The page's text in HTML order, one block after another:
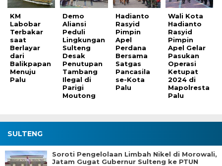
KM
Labobar
Terbakar
saat
Berlayar
dari
Balikpapan
Menuju
Palu
Demo
Aliansi
Peduli
Lingkungan
Sulteng
Desak
Penutupan
Tambang
Ilegal di
Parigi
Moutong
Hadianto
Rasyid
Pimpin
Apel
Perdana
Bersama
Satgas
Pancasila
se-Kota
Palu
Wali Kota
Hadianto
Rasyid
Pimpin
Apel Gelar
Pasukan
Operasi
Ketupat
2024 di
Mapolresta
Palu
SULTENG
Soroti Pengelolaan Limbah Nikel di Morowali,
Jatam Gugat Gubernur Sulteng ke PTUN